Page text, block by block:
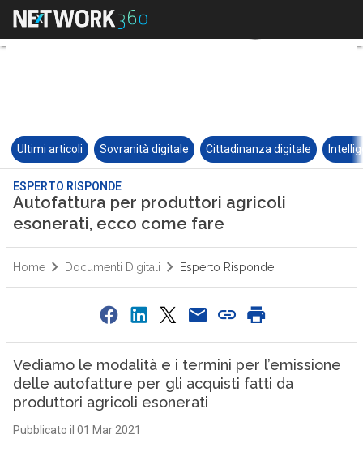
Ultimi articoli Sovranità digitale Cittadinanza digitale
ESPERTO RISPONDE
Autofattura per produttori agricoli
esonerati, ecco come fare
Home Documenti Digitali Esperto Risponde
Vediamo le modalità e i termini per l’emissione
delle autofatture per gli acquisti fatti da
produttori agricoli esonerati
Pubblicato il 01 Mar 2021